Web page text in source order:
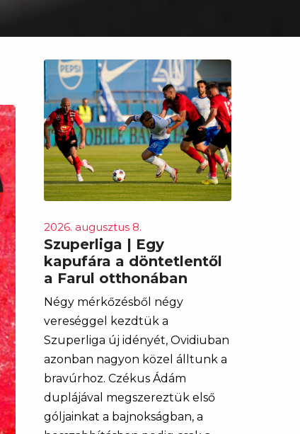
2026. augusztus 8.
Szuperliga | Egy
kapufára a döntetlentől
a Farul otthonában
Négy mérkőzésből négy
vereséggel kezdtük a
Szuperliga új idényét, Ovidiuban
azonban nagyon közel álltunk a
bravúrhoz. Czékus Ádám
duplájával megszereztük első
góljainkat a bajnokságban, a